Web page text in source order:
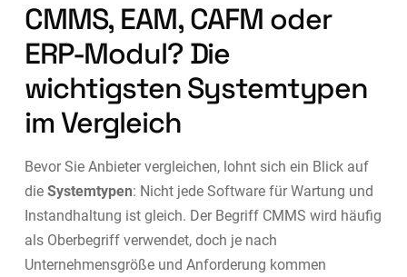
CMMS, EAM, CAFM oder
ERP-Modul? Die
wichtigsten Systemtypen
im Vergleich
Bevor Sie Anbieter vergleichen, lohnt sich ein Blick auf
die Systemtypen: Nicht jede Software für Wartung und
Instandhaltung ist gleich. Der Begriff CMMS wird häufig
als Oberbegriff verwendet, doch je nach
Unternehmensgröße und Anforderung kommen